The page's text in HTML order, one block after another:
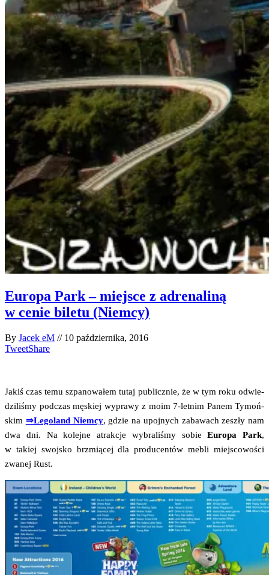
Europa Park – miejsce z adrenaliną
w cenie biletu (Niemcy)
By Jacek eM // 10 października, 2016
TweetShare
Jakiś czas temu szpa­no­wa­łem tutaj publicz­nie, że w tym roku odwie­
dzi­li­śmy pod­czas męskiej wypra­wy z moim 7‑letnim Panem Tymoń­
skim ⇒Lego­land Niem­cy, gdzie na upoj­nych zaba­wach zeszły nam
dwa dni. Na kolej­ne atrak­cje wybra­li­śmy sobieEuro­pa Park,
w takiej swoj­sko brzmią­cej dla pro­du­cen­tów mebli miej­sco­wo­ści
zwa­nej Rust.